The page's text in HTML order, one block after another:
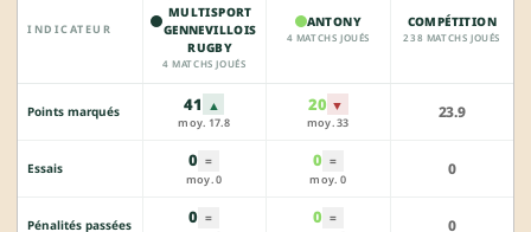
INDICATEUR
MULTISPORT
GENNEVILLOIS
RUGBY
4 MATCHS JOUÉS
ANTONY
4 MATCHS JOUÉS
COMPÉTITION
238 MATCHS JOUÉS
Points marqués 41 ▲
moy. 17.8
20 ▼
moy. 33
23.9
Essais 0 =
moy. 0
0 =
moy. 0
0
Pénalités passées 0 = 0 = 0